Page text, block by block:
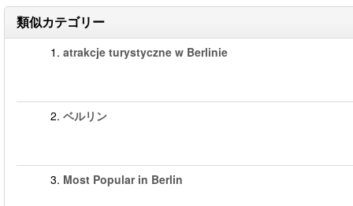
類似カテゴリー
1. atrakcje turystyczne w Berlinie
2. ベルリン
3. Most Popular in Berlin